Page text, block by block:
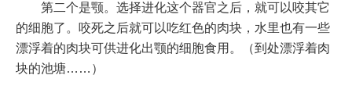
第二个是颚。选择进化这个器官之后，就可以咬其它
的细胞了。咬死之后就可以吃红色的肉块，水里也有一些
漂浮着的肉块可供进化出颚的细胞食用。（到处漂浮着肉
块的池塘……）